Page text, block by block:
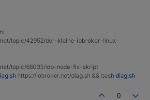
topic/42952/der-kleine-iobroker-linux-
topic/68035/iob-node-fix-skript
https://iobroker.net/diag.sh && bash diag.sh
0